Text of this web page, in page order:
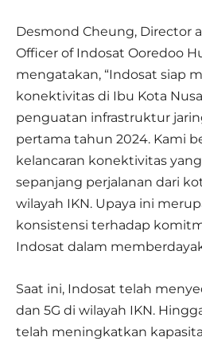
Desmond Cheung, Director
Officer of Indosat Ooredoo
mengatakan, “Indosat siap
konektivitas di Ibu Kota
penguatan infrastruktur
pertama tahun 2024. Kami
kelancaran konektivitas
sepanjang perjalanan dari
wilayah IKN. Upaya ini
konsistensi terhadap
Indosat dalam
Saat ini, Indosat telah
dan 5G di wilayah IKN.
telah meningkatkan